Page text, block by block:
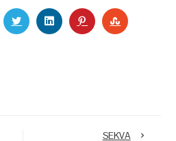
TWITTERLINKEDINPINTEREST
SEKVA